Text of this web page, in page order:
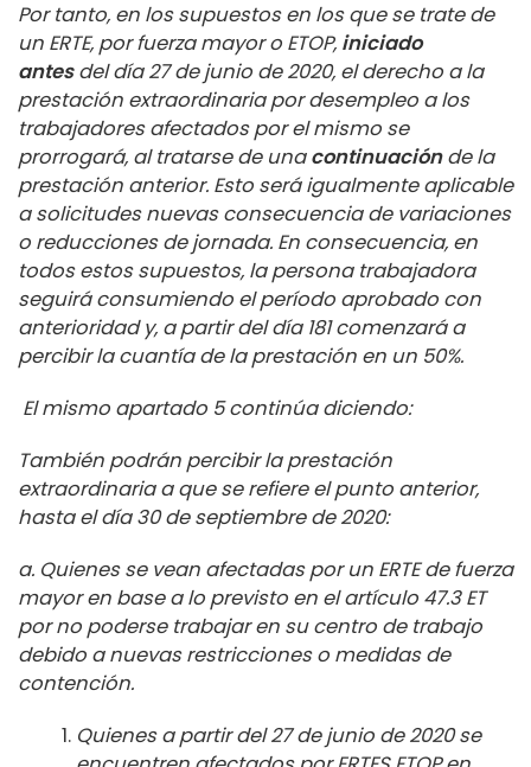
Por tanto, en los supuestos en los que se trate de
un ERTE, por fuerza mayor o ETOP, iniciado
antesdel día 27 de junio de 2020, el derecho a la
prestación extraordinaria por desempleo a los
trabajadores afectados por el mismo se
prorrogará, al tratarse de unacontinuaciónde la
prestación anterior. Esto será igualmente aplicable
a solicitudes nuevas consecuencia de variaciones
o reducciones de jornada. En consecuencia, en
todos estos supuestos, la persona trabajadora
seguirá consumiendo el período aprobado con
anterioridad y, a partir del día 181 comenzará a
percibir la cuantía de la prestación en un 50%.
El mismo apartado 5 continúa diciendo:
También podrán percibir la prestación
extraordinaria a que se refiere el punto anterior,
hasta el día 30 de septiembre de 2020:
a. Quienes se vean afectadas por un ERTE de fuerza
mayor en base a lo previsto en el artículo 47.3 ET
por no poderse trabajar en su centro de trabajo
debido a nuevas restricciones o medidas de
contención.
Quienes a partir del 27 de junio de 2020 se